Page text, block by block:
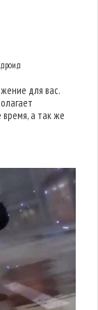
для вас.
время, а так же